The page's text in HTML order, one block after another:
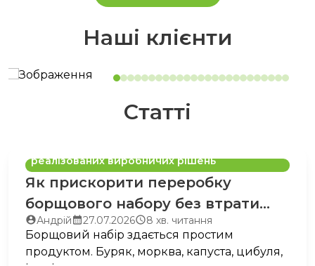
Наші клієнти
Статті
реалізованих виробничих рішень
Як прискорити переробку
борщового набору без втрати
якості: огляд реалізованих
виробничих рішень
Автор
запису:
АндрійЗапис
опубліковано:
27.07.2026Час
читання:
8 хв. читання
Борщовий набір здається простим
продуктом. Буряк, морква, капуста, цибуля,